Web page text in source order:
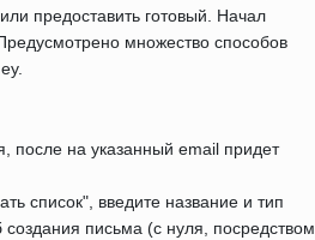
предоставить готовый. Начал
множество способов
после на указанный email придет
список", введите название и тип
письма (с нуля, посредством